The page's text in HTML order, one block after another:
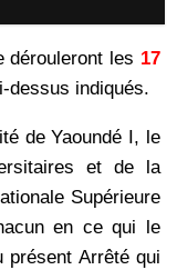
dérouleront les 17
dessus indiqués.
de Yaoundé I, le
et de la
Supérieure
en ce qui le
présent Arrêté qui